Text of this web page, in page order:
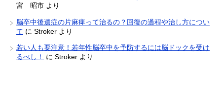
宮 昭市 より
脳卒中後遺症の片麻痺って治るの？回復の過程や治し方につい
て に Stroker より
若い人も要注意！若年性脳卒中を予防するには脳ドックを受け
るべし！
に Stroker より